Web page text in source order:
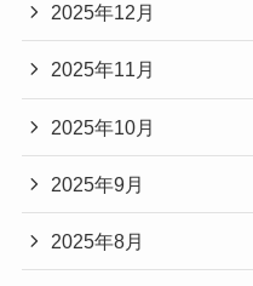
2025年12月
2025年11月
2025年10月
2025年9月
2025年8月